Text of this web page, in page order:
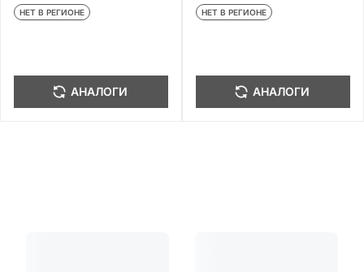
НЕТ В РЕГИОНЕ
АНАЛОГИ
НЕТ В РЕГИОНЕ
АНАЛОГИ